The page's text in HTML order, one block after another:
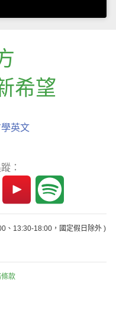
希望
英文
：
、13:30-18:00，國定假日除外 )
條款